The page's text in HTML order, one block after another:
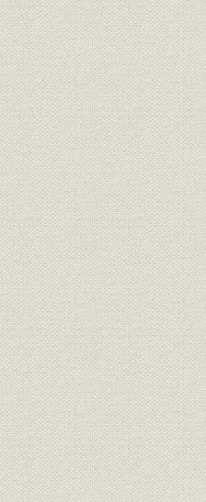
明治25年
(1992年)
享保9年
(1992年)1